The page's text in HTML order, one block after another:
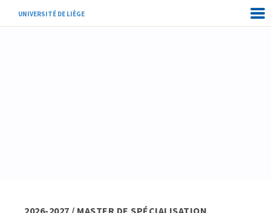
UNIVERSITÉ DE LIÈGE
2026-2027 / MASTER DE SPÉCIALISATION